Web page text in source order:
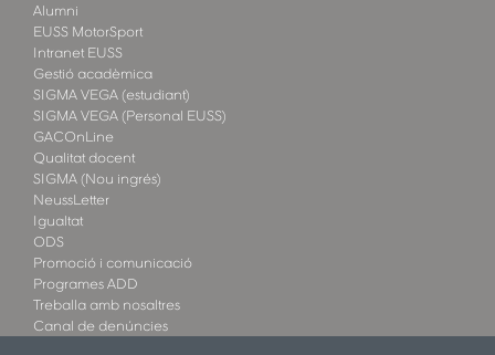
Alumni
EUSS MotorSport
Intranet EUSS
Gestió acadèmica
SIGMA VEGA (estudiant)
SIGMA VEGA (Personal EUSS)
GACOnLine
Qualitat docent
SIGMA (Nou ingrés)
NeussLetter
Igualtat
ODS
Promoció i comunicació
Programes ADD
Treballa amb nosaltres
Canal de denúncies